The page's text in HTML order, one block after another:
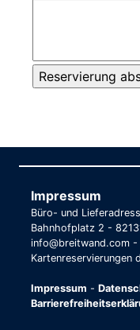
Impressum
Büro- und
Bahnhofplatz 2 -
info@breitwand.com -
Kartenreservierungen
Impressum -